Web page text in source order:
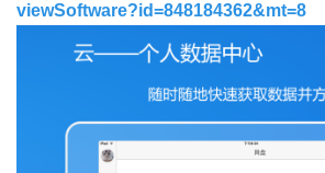
viewSoftware?id=848184362&mt=8